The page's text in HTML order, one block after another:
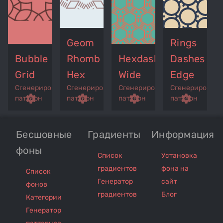
Bubble
Grid
Сгенерированный
паттерн
settings
Geom
Rhomb
Hex
Сгенерированный
паттерн
remove_red_eye get_app settings
Hexdash
Wide
Сгенерированный
паттерн
remove_red_eye get_app settings
Rings
Dashes
Edge
паттерн
remove_red_eye get_app settings
Бесшовные
фоны
Список
фонов
Категории
Генератор
Градиенты
Список
градиентов
Генератор
градиентов
Информация
Установка
фона на
сайт
Блог